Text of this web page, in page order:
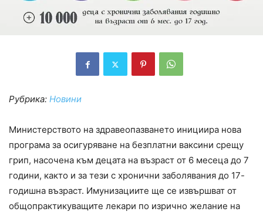
Рубрика: Новини
Министерството на здравеопазването инициира нова
програма за осигуряване на безплатни ваксини срещу
грип, насочена към децата на възраст от 6 месеца до 7
години, както и за тези с хронични заболявания до 17-
годишна възраст. Имунизациите ще се извършват от
общопрактикуващите лекари по изрично желание на